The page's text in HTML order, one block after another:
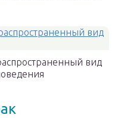
вид